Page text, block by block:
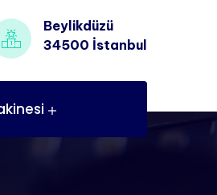
Beylikdüzü
34500 İstanbul